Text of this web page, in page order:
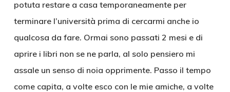
potuta restare a casa temporaneamente per
terminare l’università prima di cercarmi anche io
qualcosa da fare. Ormai sono passati 2 mesi e di
aprire i libri non se ne parla, al solo pensiero mi
assale un senso di noia opprimente. Passo il tempo
come capita, a volte esco con le mie amiche, a volte